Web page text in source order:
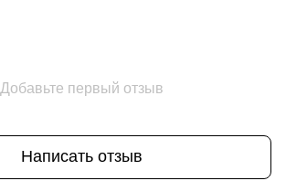
Добавьте первый отзыв
Написать отзыв